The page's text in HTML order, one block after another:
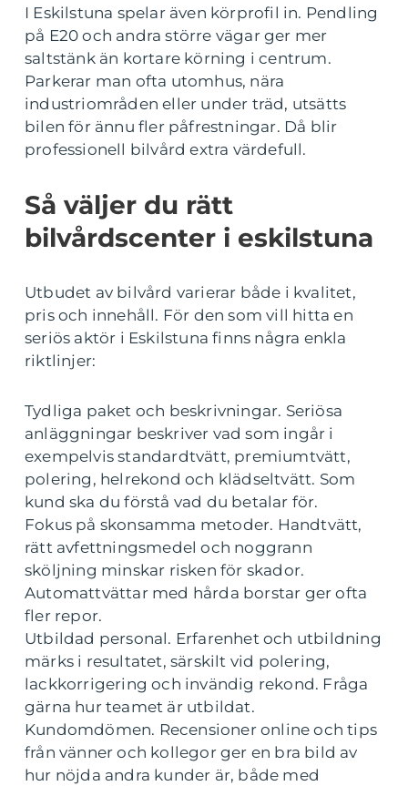
I Eskilstuna spelar även körprofil in. Pendling
på E20 och andra större vägar ger mer
saltstänk än kortare körning i centrum.
Parkerar man ofta utomhus, nära
industriområden eller under träd, utsätts
bilen för ännu fler påfrestningar. Då blir
professionell bilvård extra värdefull.
Så väljer du rätt
bilvårdscenter i eskilstuna
Utbudet av bilvård varierar både i kvalitet,
pris och innehåll. För den som vill hitta en
seriös aktör i Eskilstuna finns några enkla
riktlinjer:
Tydliga paket och beskrivningar. Seriösa
anläggningar beskriver vad som ingår i
exempelvis standardtvätt, premiumtvätt,
polering, helrekond och klädseltvätt. Som
kund ska du förstå vad du betalar för.
Fokus på skonsamma metoder. Handtvätt,
rätt avfettningsmedel och noggrann
sköljning minskar risken för skador.
Automattvättar med hårda borstar ger ofta
fler repor.
Utbildad personal. Erfarenhet och utbildning
märks i resultatet, särskilt vid polering,
lackkorrigering och invändig rekond. Fråga
gärna hur teamet är utbildat.
Kundomdömen. Recensioner online och tips
från vänner och kollegor ger en bra bild av
hur nöjda andra kunder är, både med